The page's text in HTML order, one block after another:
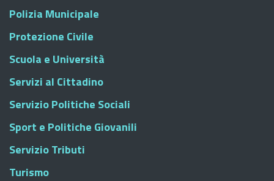
Polizia Municipale
Protezione Civile
Scuola e Università
Servizi al Cittadino
Servizio Politiche Sociali
Sport e Politiche Giovanili
Servizio Tributi
Turismo